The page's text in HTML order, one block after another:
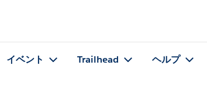
イベント Trailhead ヘルプ